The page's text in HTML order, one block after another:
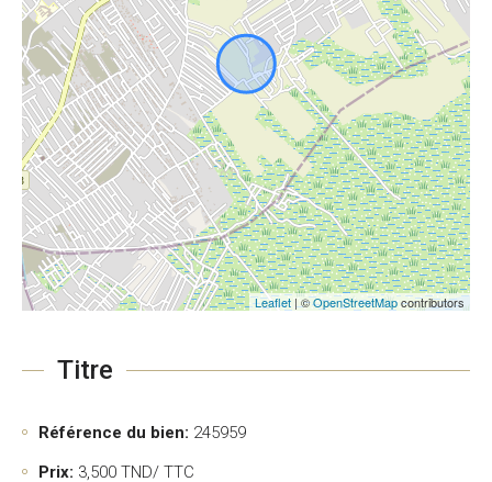
Leaflet | ©OpenStreetMapcontributors
Titre
Référence du bien: 245959
Prix: 3,500 TND/ TTC